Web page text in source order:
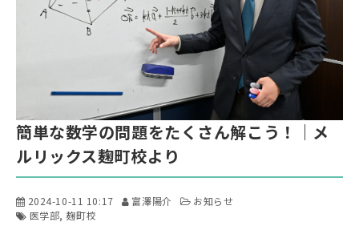
合格実績・合格体験記
簡単な数学の問題をたくさん解こう！｜メ
ルリックス麹町校より
2024-10-11 10:17 富澤陽介
お知らせ
医学部 麹町校